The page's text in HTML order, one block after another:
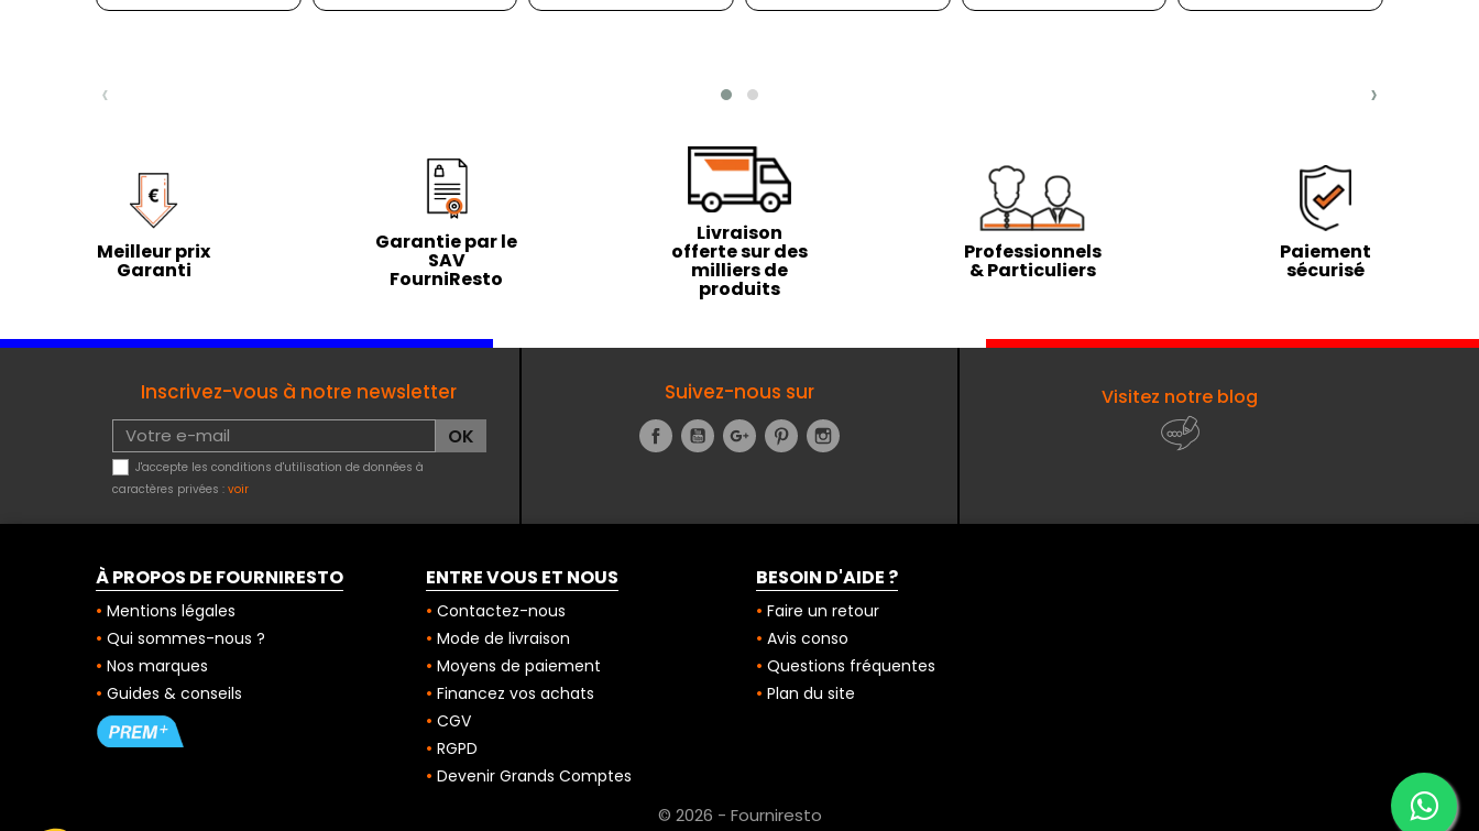
‹ ›
Meilleur prix
Garanti
Garantie par le
SAV
FourniResto
Livraison
offerte sur des
milliers de
produits
Professionnels
& Particuliers
Paiement
sécurisé
Inscrivez-vous à notre newsletter
J'accepte les conditions d'utilisation de données à
caractères privées : voir
Suivez-nous sur
Facebook
YouTubeGoogle+PinterestInstagram
Visitez notre blog
À PROPOS DE FOURNIRESTO
Mentions légales
Qui sommes-nous ?
Nos marques
Guides & conseils
ENTRE VOUS ET NOUS
Contactez-nous
Mode de livraison
Moyens de paiement
Financez vos achats
CGV
RGPD
Devenir Grands Comptes
BESOIN D'AIDE ?
Faire un retour
Avis conso
Questions fréquentes
Plan du site
© 2026 - Fourniresto